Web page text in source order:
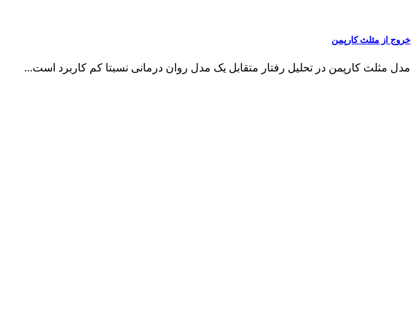
خروج از مثلث کارپمن
مدل مثلث کارپمن در تحلیل رفتار متقابل یک مدل روان درمانی نسبتا کم کاربرد است...